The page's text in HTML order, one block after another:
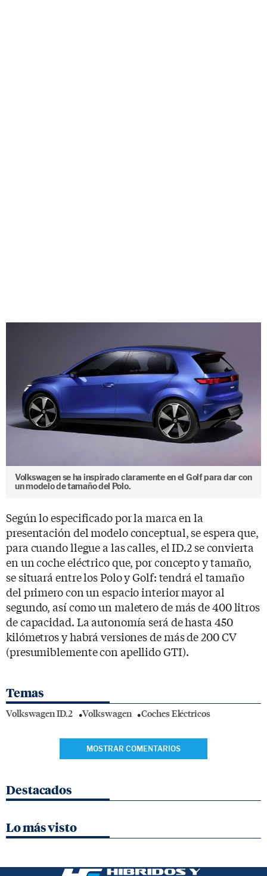
Volkswagen se ha inspirado claramente en el Golf para dar con
un modelo de tamaño del Polo.
Según lo especificado por la marca en la
presentación del modelo conceptual, se espera que,
para cuando llegue a las calles, el ID.2 se convierta
en un coche eléctrico que, por concepto y tamaño,
se situará entre los Polo y Golf: tendrá el tamaño
del primero con un espacio interior mayor al
segundo, así como un maletero de más de 400 litros
de capacidad. La autonomía será de hasta 450
kilómetros y habrá versiones de más de 200 CV
(presumiblemente con apellido GTI).
Temas
Volkswagen ID.2 Volkswagen Coches Eléctricos
MOSTRAR COMENTARIOS
Destacados
Lo más visto